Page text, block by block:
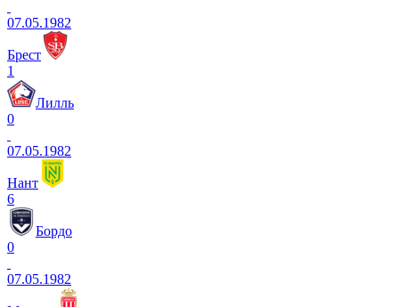
07.05.1982
Брест
1
Лилль
0
07.05.1982
Нант
6
Бордо
0
07.05.1982